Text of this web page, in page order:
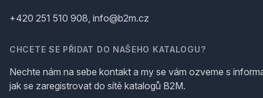
+420 251 510 908, info@b2m.cz
CHCETE SE PŘIDAT DO NAŠEHO KATALOGU?
Nechte nám na sebe kontakt a my se vám ozveme s
jak se zaregistrovat do sítě katalogů B2M.